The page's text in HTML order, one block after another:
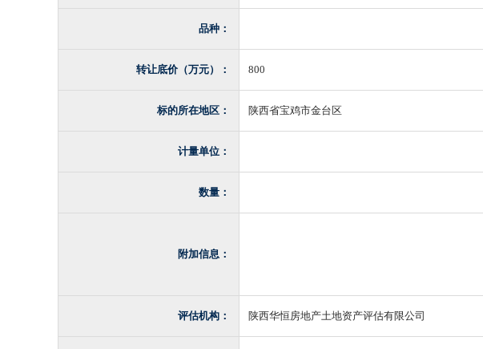
品种：
转让底价（万元）： 800
标的所在地区： 陕西省宝鸡市金台区
计量单位：
数量：
附加信息：
评估机构： 陕西华恒房地产土地资产评估有限公司